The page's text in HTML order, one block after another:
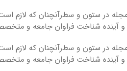
در ستون و سطرآنچنان که لازم
و آینده شناخت فراوان جامعه و
در ستون و سطرآنچنان که لازم
و آینده شناخت فراوان جامعه و